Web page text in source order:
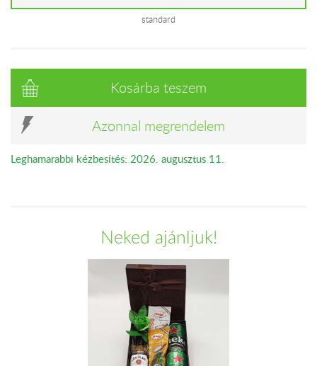
standard
Kosárba teszem
Azonnal megrendelem
Leghamarabbi kézbesítés: 2026. augusztus 11.
Neked ajánljuk!